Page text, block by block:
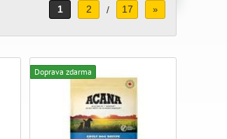
1 2 / 17 »
Doprava zdarma